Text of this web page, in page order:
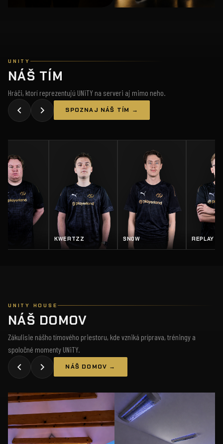
UNITY
NÁŠ TÍM
Hráči, ktorí reprezentujú UNiTY na serveri aj mimo neho.
SPOZNAJ NÁŠ TÍM →
KWERTZZ SN0W REPLAY
UNITY HOUSE
NÁŠ DOMOV
Zákulisie nášho tímového priestoru, kde vzniká príprava, tréningy a
spoločné momenty UNiTY.
NÁŠ DOMOV →